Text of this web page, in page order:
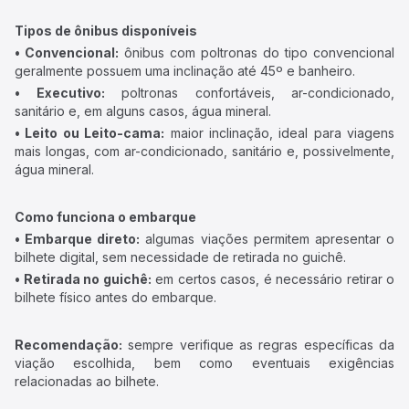
Tipos de ônibus disponíveis
• Convencional: ônibus com poltronas do tipo convencional
geralmente possuem uma inclinação até 45º e banheiro.
• Executivo: poltronas confortáveis, ar-condicionado,
sanitário e, em alguns casos, água mineral.
• Leito ou Leito-cama: maior inclinação, ideal para viagens
mais longas, com ar-condicionado, sanitário e, possivelmente,
água mineral.
Como funciona o embarque
• Embarque direto: algumas viações permitem apresentar o
bilhete digital, sem necessidade de retirada no guichê.
• Retirada no guichê: em certos casos, é necessário retirar o
bilhete físico antes do embarque.
Recomendação: sempre verifique as regras específicas da
viação escolhida, bem como eventuais exigências
relacionadas ao bilhete.